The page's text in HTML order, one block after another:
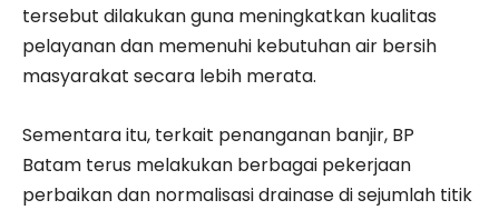
tersebut dilakukan guna meningkatkan kualitas
pelayanan dan memenuhi kebutuhan air bersih
masyarakat secara lebih merata.
Sementara itu, terkait penanganan banjir, BP
Batam terus melakukan berbagai pekerjaan
perbaikan dan normalisasi drainase di sejumlah titik